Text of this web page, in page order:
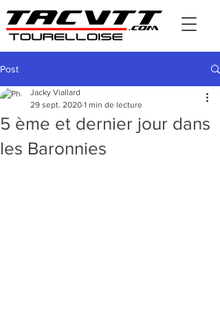
Post
5 ème et dernier jour dans
les Baronnies
Jacky Viallard
29 sept. 2020 1 min de lecture